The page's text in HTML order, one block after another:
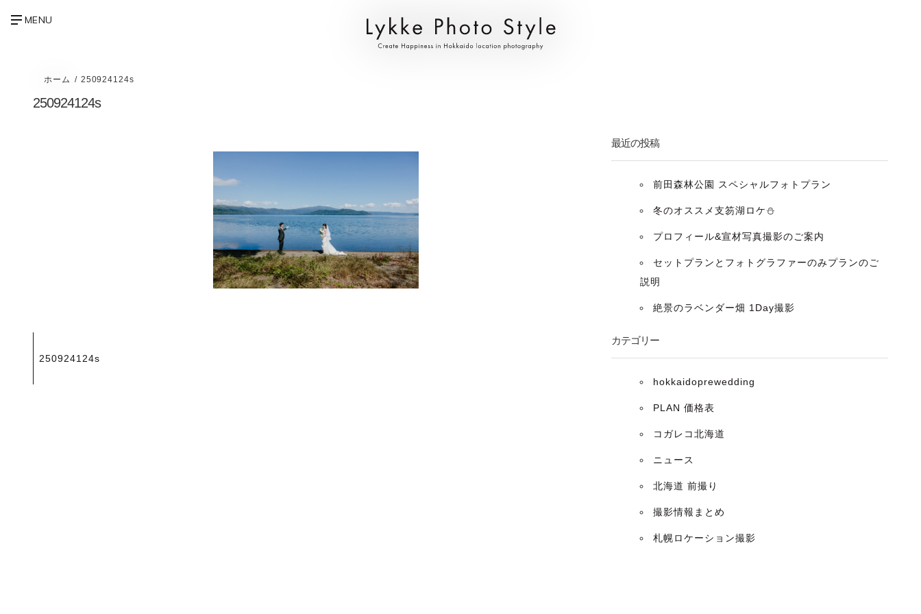
ホーム 250924124s
250924124s
稿
250924124s
最近の投稿
前田森林公園 スペシャルフォトプラン
冬のオススメ支笏湖ロケ⛄️
プロフィール&宣材写真撮影のご案内
セットプランとフォトグラファーのみプランのご
説明
絶景のラベンダー畑 1Day撮影
カテゴリー
hokkaidoprewedding
PLAN 価格表
コガレコ北海道
ニュース
北海道 前撮り
撮影情報まとめ
札幌ロケーション撮影